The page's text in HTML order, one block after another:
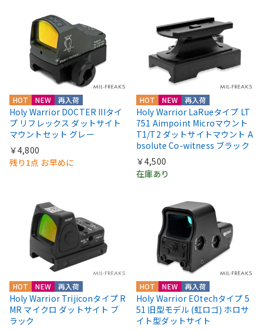
HOT NEW 再入荷
Holy Warrior DOCTER IIIタイ
プ リフレックス ダットサイト
マウントセット グレー
￥4,800
残り1点 お早めに
HOT NEW 再入荷
Holy Warrior LaRueタイプ LT
751 Aimpoint Microマウント
T1/T2 ダットサイトマウント A
bsolute Co-witness ブラック
￥4,500
在庫あり
HOT NEW 再入荷
Holy Warrior Trijiconタイプ R
MR マイクロ ダットサイト ブ
ラック
HOT NEW 再入荷
Holy Warrior EOtechタイプ 5
51 旧型モデル (虹ロゴ) ホロサ
イト型ダットサイト